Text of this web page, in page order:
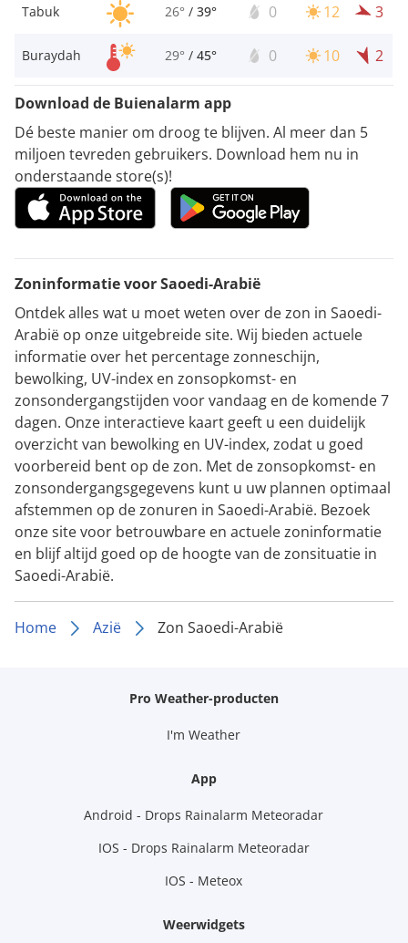
Tabuk 26° / 39° 0 12 3
Buraydah 29° / 45° 0 10 2
Download de Buienalarm app
Dé beste manier om droog te blijven. Al meer dan 5
miljoen tevreden gebruikers. Download hem nu in
onderstaande store(s)!
Zoninformatie voor Saoedi-Arabië
Ontdek alles wat u moet weten over de zon in Saoedi-
Arabië op onze uitgebreide site. Wij bieden actuele
informatie over het percentage zonneschijn,
bewolking, UV-index en zonsopkomst- en
zonsondergangstijden voor vandaag en de komende 7
dagen. Onze interactieve kaart geeft u een duidelijk
overzicht van bewolking en UV-index, zodat u goed
voorbereid bent op de zon. Met de zonsopkomst- en
zonsondergangsgegevens kunt u uw plannen optimaal
afstemmen op de zonuren in Saoedi-Arabië. Bezoek
onze site voor betrouwbare en actuele zoninformatie
en blijf altijd goed op de hoogte van de zonsituatie in
Saoedi-Arabië.
Home Azië Zon Saoedi-Arabië
Pro Weather-producten
I'm Weather
App
Android - Drops Rainalarm Meteoradar
IOS - Drops Rainalarm Meteoradar
IOS - Meteox
Weerwidgets